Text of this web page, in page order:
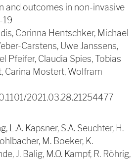
and outcomes in non-invasive
19
Corinna Hentschker, Michael
Carstens, Uwe Janssens,
Pfeifer, Claudia Spies, Tobias
Carina Mostert, Wolfram
2021.03.28.21254477
L.A. Kapsner, S.A. Seuchter, H.
M. Boeker, K.
J. Balig, M.O. Kampf, R. Röhrig,